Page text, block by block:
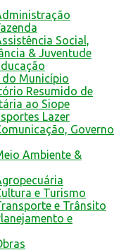
Social,
& Juventude
do Município
Resumido de
ao Siope
Lazer
Governo
Ambiente &
e Turismo
e Trânsito
e